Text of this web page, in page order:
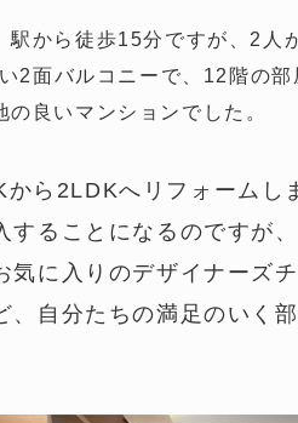
から徒歩15分ですが、2人
2面バルコニーで、12階の
良いマンションでした。
ら2LDKへリフォームし
することになるのですが
気に入りのデザイナーズ
、自分たちの満足のいく